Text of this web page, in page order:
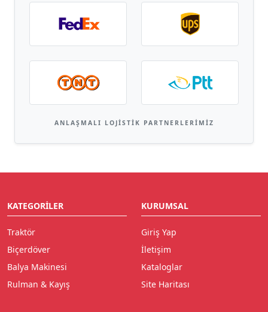
ANLAŞMALI LOJISTIK PARTNERLERIMIZ
KATEGORILER
Traktör
Biçerdöver
Balya Makinesi
Rulman & Kayış
KURUMSAL
Giriş Yap
İletişim
Kataloglar
Site Haritası